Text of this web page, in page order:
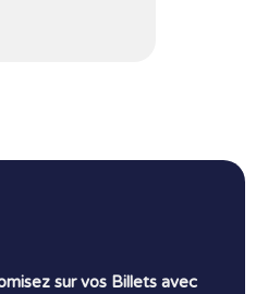
sur vos Billets avec